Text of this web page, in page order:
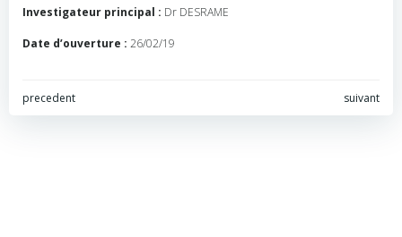
Investigateur principal : Dr DESRAME
Date d’ouverture : 26/02/19
Navigation
precedent suivant